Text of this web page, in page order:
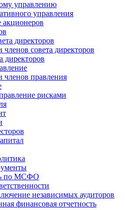
управлению
управления
директоров
членов совета директоров
директоров
членов правления
рисками
по МСФО
независимых аудиторов
финансовая отчетность